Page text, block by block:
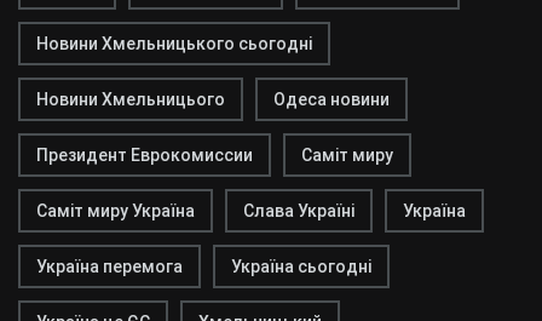
Новини Хмельницького сьогодні
Новини Хмельницього Одеса новини
Президент Еврокомиссии Саміт миру
Саміт миру Україна Слава Україні Україна
Україна перемога Україна сьогодні